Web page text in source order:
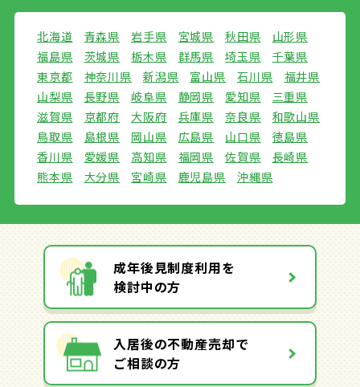
北海道 青森県 岩手県 宮城県 秋田県
山形県
福島県
茨城県 栃木県 群馬県 埼玉県
千葉県
東京都
神奈川県 新潟県 富山県 石川県
福井県
山梨県
長野県 岐阜県 静岡県 愛知県
三重県
滋賀県
京都府 大阪府 兵庫県 奈良県
和歌山県
鳥取県
島根県 岡山県 広島県 山口県
徳島県
香川県
愛媛県 高知県 福岡県 佐賀県
長崎県
熊本県
大分県 宮崎県 鹿児島県 沖縄県
成年後見制度利用を
検討中の方
入居後の不動産売却で
ご相談の方